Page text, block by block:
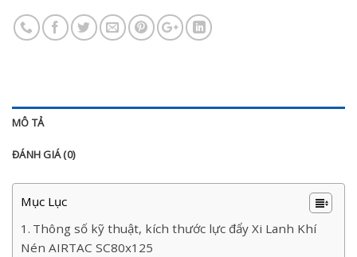
MÔ TẢ
ĐÁNH GIÁ (0)
Mục Lục
Thông số kỹ thuật, kích thước lực đẩy Xi Lanh Khí
Nén AIRTAC SC80x125